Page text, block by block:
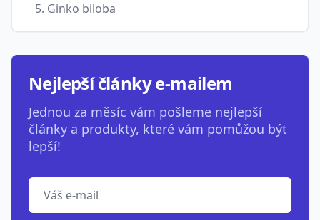
5. Ginko biloba
Nejlepší články e-mailem
Jednou za měsíc vám pošleme nejlepší
články a produkty, které vám pomůžou být
lepší!